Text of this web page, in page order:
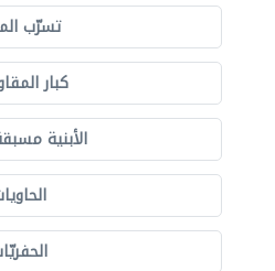
تسرّب
كبار
الأبنية